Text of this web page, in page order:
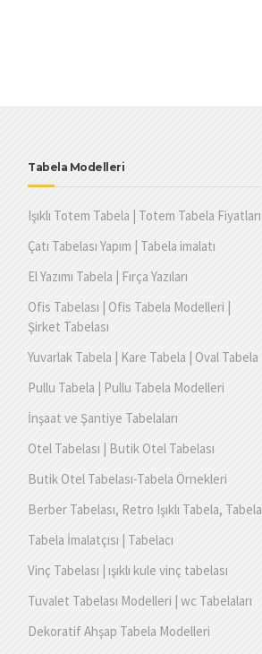
Tabela Modelleri
Işıklı Totem Tabela | Totem Tabela Fiyatları
Çatı Tabelası Yapım | Tabela imalatı
El Yazımı Tabela | Fırça Yazıları
Ofis Tabelası | Ofis Tabela Modelleri |
Şirket Tabelası
Yuvarlak Tabela | Kare Tabela | Oval Tabela
Pullu Tabela | Pullu Tabela Modelleri
İnşaat ve Şantiye Tabelaları
Otel Tabelası | Butik Otel Tabelası
Butik Otel Tabelası-Tabela Örnekleri
Berber Tabelası, Retro Işıklı Tabela, Tabela
Tabela İmalatçısı | Tabelacı
Vinç Tabelası | ışıklı kule vinç tabelası
Tuvalet Tabelası Modelleri | wc Tabelaları
Dekoratif Ahşap Tabela Modelleri